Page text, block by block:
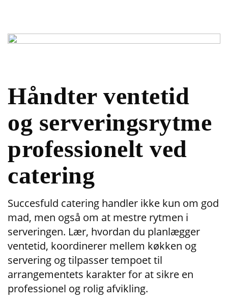
Håndter ventetid
og serveringsrytme
professionelt ved
catering
Succesfuld catering handler ikke kun om god
mad, men også om at mestre rytmen i
serveringen. Lær, hvordan du planlægger
ventetid, koordinerer mellem køkken og
servering og tilpasser tempoet til
arrangementets karakter for at sikre en
professionel og rolig afvikling.